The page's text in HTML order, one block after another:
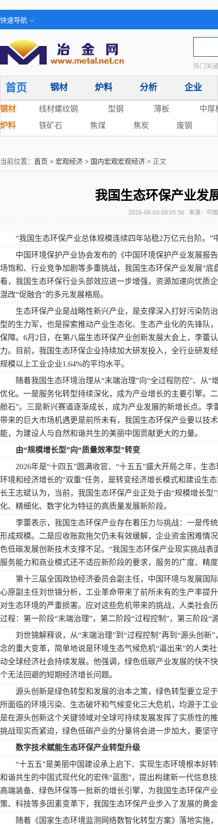
快速导航
热门关
首页 钢材 炉料 分析 企业
钢材 线材螺纹钢 型钢 薄板
中厚
炉料
铁矿石 焦煤 焦炭 废钢
当前位置： 首页 > 宏观经济 > 国内宏观宏观经济 > 正文
我国生态环保产业发
2026-06-03 09:05:56 来源：中
“我国生态环保产业总体规模连续四年站稳2万亿元台阶。 ”
中国环境保护产业协会发布的《中国环境保护产业发展报
场饱和、行业竞争加剧等多重挑战，我国生态环保产业发展“底
看，我国生态环保行业头部效应进一步增强，资源加速向优质
混改“促融合”的多元发展格局。
生态环保产业是战略性新兴产业，是支撑深入打好污染防
型的生力军，也是探索推动产业生态化、生态产业化的先锋队
保障。 6月 2 日，在第八届生态环保产业创新发展大会上，李蕾
力。目前，我国生态环保企业持续加大研发投入，全行业研发
规模以上工业企业1.64%的平均水平。
随着我国生态环境治理从“末端治理”向“全过程防控”、从“
优化。一是服务化转型持续深化，成为产业增长的主要引擎。
舱石”。三是新兴赛道逐渐成长，成为产业发展的新增长点。李
带来的巨大市场机遇更是前所未有，我国生态环保产业要以技
能，为建设人与自然和谐共生的美丽中国贡献更大的力量。
由“规模增长型”向“质量效率型”转变
2026年是“十四五”圆满收官、 “十五五”盛大开局之年，生
环境和经济增长的“双重”任务，是转变经济增长模式和建设生
长王志斌认为，当前，我国生态环保产业正处于由“规模增长型”
化、精细化、数字化为特征的高质量发展新阶段。
李蕾表示，我国生态环保产业存在着压力与挑战：一是传
形成规模。二是应收账款拖欠仍未有效缓解，企业资金困难情
色低碳发展创新技术支撑不足。 “我国生态环保产业现实挑战表
服务能力和商业模式还不适应新阶段的要求，服务的广度、精
第十三届全国政协经济委员会副主任，中国环境与发展国
心原副主任刘世锦分析，工业革命带来了前所未有的生产率提
对生态环境的严重损害。应对这些危机带来的挑战，人类社会
过程：第一阶段“末端治理”，第二阶段“过程控制 ”，第三阶段“
刘世锦解释说，从“末端治理”到 “过程控制 ”再到 “源头创新”
念的重大变革，简单地说是环境生态气候危机“逼出来”的人类
动全球经济社会持续发展。他强调，绿色低碳产业发展的快不
个无法回避的短期经济增长问题。
源头创新是绿色转型和发展的治本之策，绿色转型要立足
所面临的环境污染、生态破坏和气候变化三大危机，均源于工
是在源头创新这个关键领域对全球可持续发展发挥了实质性的
挑战现实而紧迫，绿色低碳产业的分量将会进一步加大，要坚
数字技术赋能生态环保产业转型升级
“十五五”是美丽中国建设承上启下、实现生态环境根本好
和谐共生的中国式现代化的宏伟“蓝图”，提出构建新一代信息
高端装备、绿色环保等一批新的增长引擎，为我国生态环保产
策、科技等多因素变革下，我国生态环保产业步入了发展的黄
随着《国家生态环境监测网络数智化转型方案》落地实施